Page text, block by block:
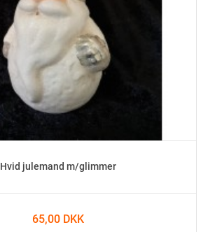
Hvid julemand m/glimmer
65,00 DKK